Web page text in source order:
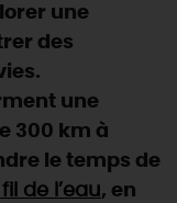
une
des
une
300 km à
le temps de
de l’eau, en